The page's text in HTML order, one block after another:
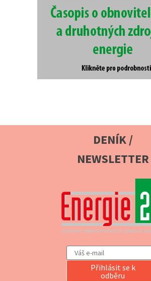
DENÍK /
NEWSLETTER
Přihlásit se k
odběru